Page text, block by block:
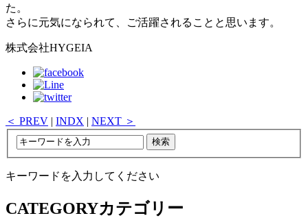
た。
さらに元気になられて、ご活躍されることと思います。
株式会社HYGEIA
＜ PREV | INDX | NEXT ＞
キーワードを入力してください
CATEGORYカテゴリー